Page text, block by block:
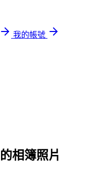
我的帳號
相簿照片